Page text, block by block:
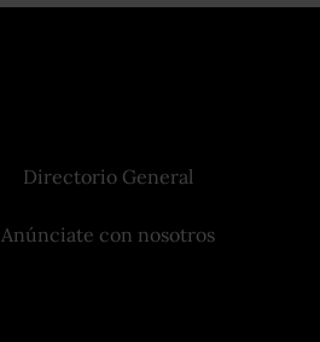
Directorio General
Anúnciate con nosotros